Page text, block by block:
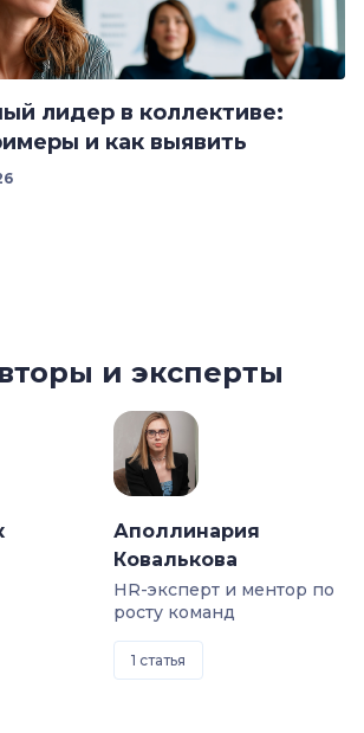
лидер в коллективе:
и как выявить
и эксперты
Аполлинария
Ковалькова
HR-эксперт и ментор по
росту команд
1 статья